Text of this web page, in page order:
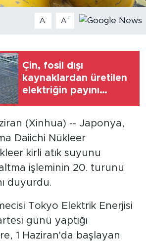
A- A+
Çin, fosil dışı
kaynaklardan üretilen
elektriğin payını
hedefliyor
(Xinhua) -- Japonya,
Daiichi Nükleer
kirli atık suyunu
işleminin 20. turunu
duyurdu.
Tokyo Elektrik Enerjisi
günü yaptığı
1 Haziran'da başlayan